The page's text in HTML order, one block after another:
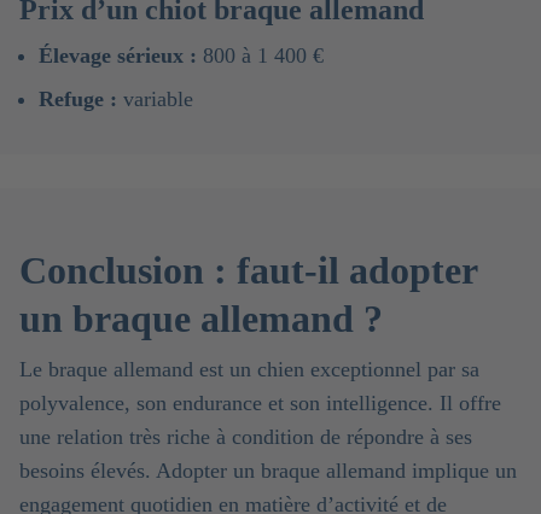
Prix d’un chiot braque allemand
Élevage sérieux : 800 à 1 400 €
Refuge : variable
Conclusion : faut-il adopter
un braque allemand ?
Le braque allemand est un chien exceptionnel par sa
polyvalence, son endurance et son intelligence. Il offre
une relation très riche à condition de répondre à ses
besoins élevés. Adopter un braque allemand implique un
engagement quotidien en matière d’activité et de